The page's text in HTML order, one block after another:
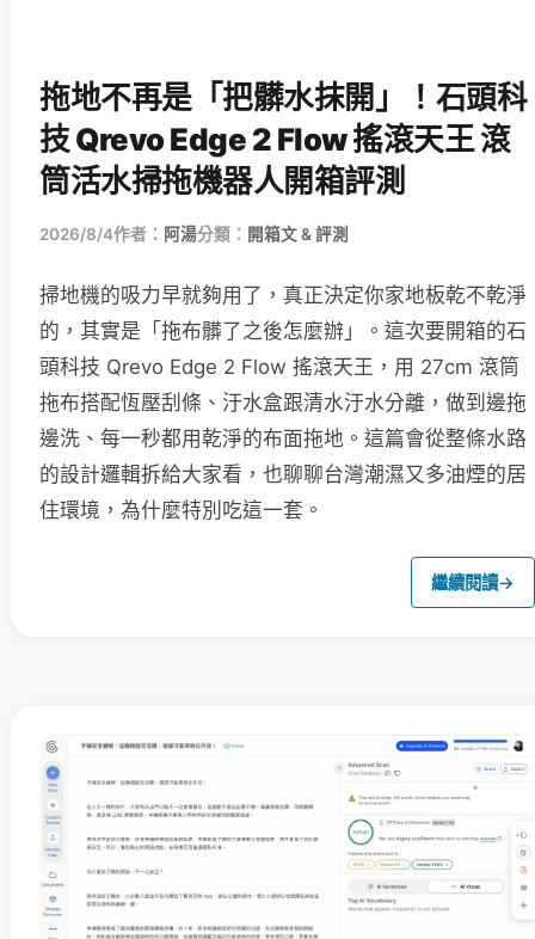
拖地不再是「把髒水抹開」！石頭科
技 Qrevo Edge 2 Flow 搖滾天王 滾
筒活水掃拖機器人開箱評測
2026/8/4作者： 阿湯分類： 開箱文 & 評測
掃地機的吸力早就夠用了，真正決定你家地板乾不乾淨
的，其實是「拖布髒了之後怎麼辦」。這次要開箱的石
頭科技 Qrevo Edge 2 Flow 搖滾天王，用 27cm 滾筒
拖布搭配恆壓刮條、汙水盒跟清水汙水分離，做到邊拖
邊洗、每一秒都用乾淨的布面拖地。這篇會從整條水路
的設計邏輯拆給大家看，也聊聊台灣潮濕又多油煙的居
住環境，為什麼特別吃這一套。
繼續閱讀→